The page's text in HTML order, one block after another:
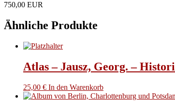
Britain.
750,00 EUR
Ähnliche Produkte
Atlas – Jausz, Georg. –
25,00 € In den Warenkorb